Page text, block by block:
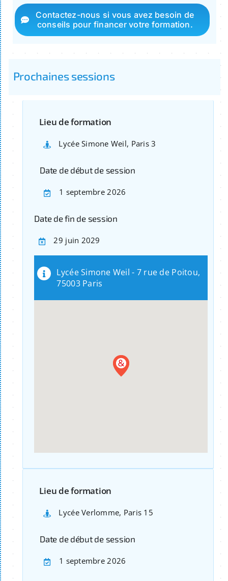
Contactez-nous si vous avez besoin de
conseils pour financer votre formation.
Prochaines sessions
Lieu de formation
Lycée Simone Weil, Paris 3
Date de début de session
1 septembre 2026
Date de fin de session
29 juin 2029
Lycée Simone Weil - 7 rue de Poitou,
75003 Paris
Lieu de formation
Lycée Verlomme, Paris 15
Date de début de session
1 septembre 2026